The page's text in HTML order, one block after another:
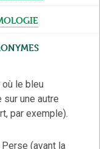
où le bleu
une autre
par exemple).
(avant la